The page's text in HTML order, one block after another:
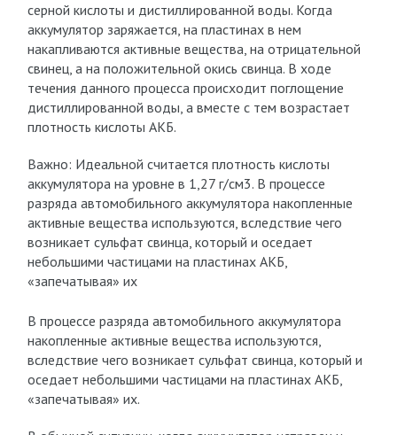
серной кислоты и дистиллированной воды. Когда
аккумулятор заряжается, на пластинах в нем
накапливаются активные вещества, на отрицательной
свинец, а на положительной окись свинца. В ходе
течения данного процесса происходит поглощение
дистиллированной воды, а вместе с тем возрастает
плотность кислоты АКБ.
Важно: Идеальной считается плотность кислоты
аккумулятора на уровне в 1,27 г/см3. В процессе
разряда автомобильного аккумулятора накопленные
активные вещества используются, вследствие чего
возникает сульфат свинца, который и оседает
небольшими частицами на пластинах АКБ,
«запечатывая» их
В процессе разряда автомобильного аккумулятора
накопленные активные вещества используются,
вследствие чего возникает сульфат свинца, который и
оседает небольшими частицами на пластинах АКБ,
«запечатывая» их.